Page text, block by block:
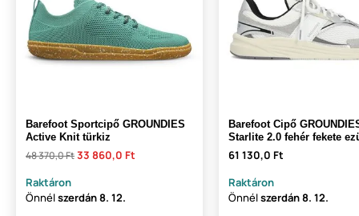
Barefoot Sportcipő GROUNDIES
Active Knit türkiz
48 370,0 Ft33 860,0 Ft
Raktáron
Önnélszerdán8. 12.
Barefoot Cipő
Starlite 2.0 fehér fekete
61 130,0 Ft
Raktáron
Önnélszerdán8. 12.